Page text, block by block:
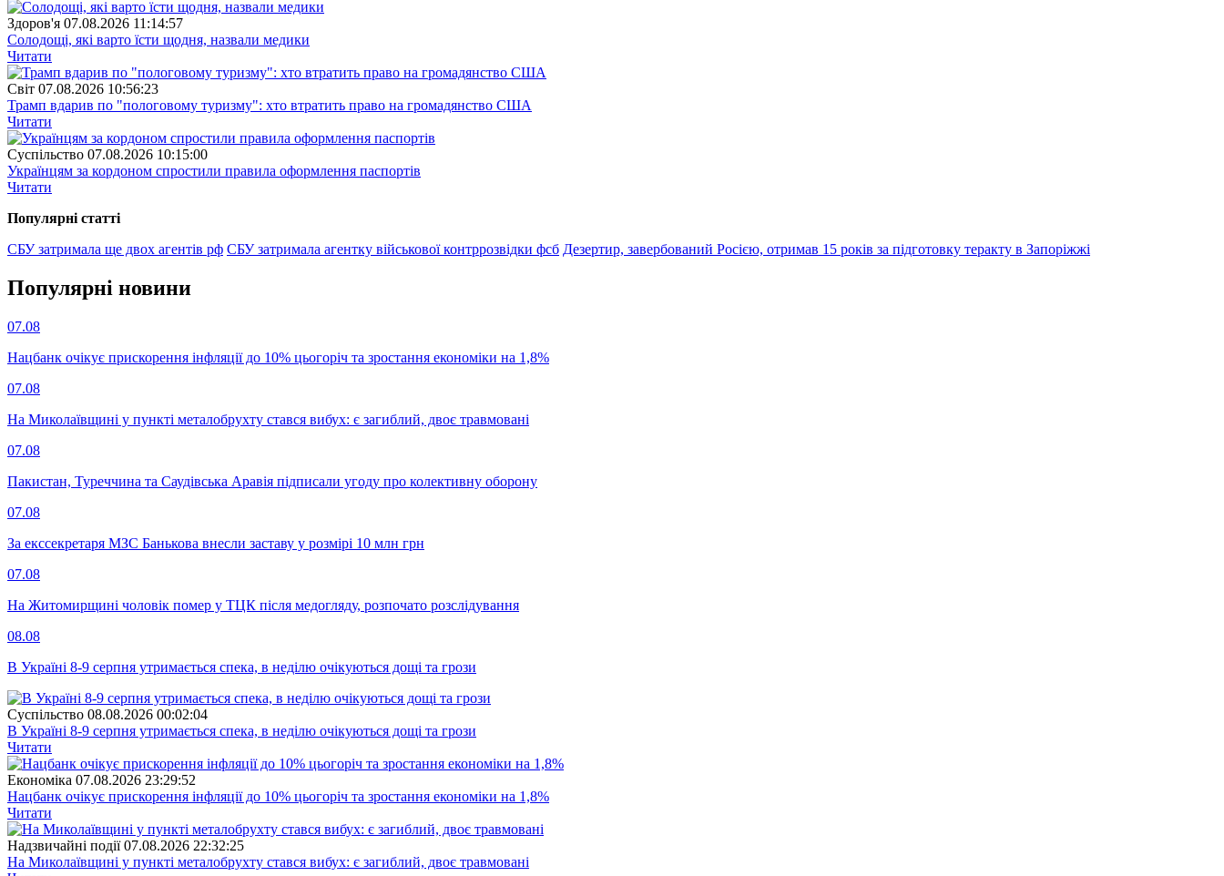
Здоров'я 07.08.2026 11:14:57
Солодощі, які варто їсти щодня, назвали медики
Читати
Свiт 07.08.2026 10:56:23
Трамп вдарив по "пологовому туризму": хто втратить право на громадянство США
Читати
Суспiльство 07.08.2026 10:15:00
Українцям за кордоном спростили правила оформлення паспортів
Читати
Популярнi статтi
СБУ затримала ще двох агентів рф СБУ затримала агентку військової контррозвідки фсб Дезертир, завербований Росією, отримав 15 років за підготовку теракту в Запоріжжі
Популярнi новини
07.08
Нацбанк очікує прискорення інфляції до 10% цьогоріч та зростання економіки на 1,8%
07.08
На Миколаївщині у пункті металобрухту стався вибух: є загиблий, двоє травмовані
07.08
Пакистан, Туреччина та Саудівська Аравія підписали угоду про колективну оборону
07.08
За екссекретаря МЗС Банькова внесли заставу у розмірі 10 млн грн
07.08
На Житомирщині чоловік помер у ТЦК після медогляду, розпочато розслідування
08.08
В Україні 8-9 серпня утримається спека, в неділю очікуються дощі та грози
Суспiльство 08.08.2026 00:02:04
В Україні 8-9 серпня утримається спека, в неділю очікуються дощі та грози
Читати
Економіка 07.08.2026 23:29:52
Нацбанк очікує прискорення інфляції до 10% цьогоріч та зростання економіки на 1,8%
Читати
Надзвичайні події 07.08.2026 22:32:25
На Миколаївщині у пункті металобрухту стався вибух: є загиблий, двоє травмовані